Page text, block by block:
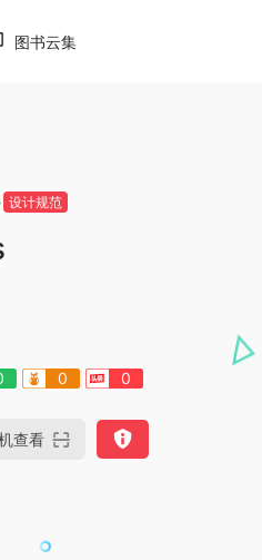
图书云集
设计规范
0 0
查看